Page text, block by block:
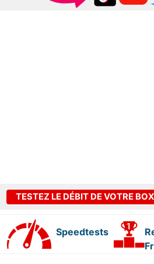
TESTEZ LE DÉBIT DE VOTRE BOX
Speedtests